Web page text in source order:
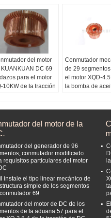
del motor
DC 69
para el motor
10KW de la tracción
del:
C.C.
prima:
Hoja de la
Material de
de cristal
Conmutador
de 29
el motor XQD-
la bomba de
El nombre de
mecánico
Material.2:
mica
condensación
filamento de
del motor de la
del generador de 96
conmutador modificado
requisitos particulares del motor
instale el tipo linear mecánico de
simple de los segmentos
69
del motor de DC de los
de la aduana 57 para el